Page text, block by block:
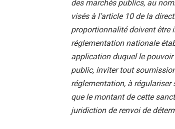
des marchés publics, au
visés à l’article 10 de la
proportionnalité doivent être
réglementation nationale
application duquel le pouvoir
public, inviter tout
réglementation, à régulariser
que le montant de cette
juridiction de renvoi de